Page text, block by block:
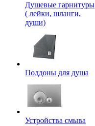
Душевые гарнитуры
( лейки, шланги,
души)
Поддоны для душа
Устройства смыва